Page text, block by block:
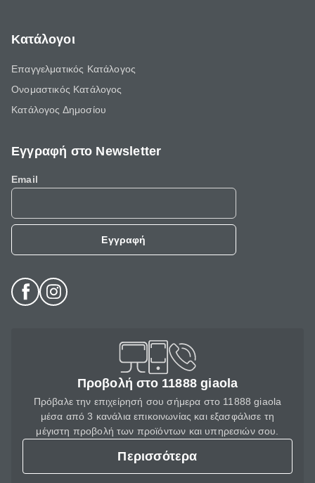
Κατάλογοι
Επαγγελματικός Κατάλογος
Ονομαστικός Κατάλογος
Κατάλογος Δημοσίου
Εγγραφή στο Newsletter
Email
Εγγραφή
Προβολή στο 11888 giaola
Πρόβαλε την επιχείρησή σου σήμερα στο 11888 giaola
μέσα από 3 κανάλια επικοινωνίας και εξασφάλισε τη
μέγιστη προβολή των προϊόντων και υπηρεσιών σου.
Περισσότερα